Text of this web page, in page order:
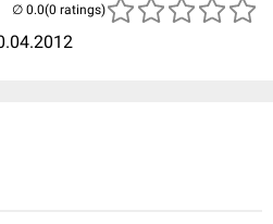
(0 ratings)